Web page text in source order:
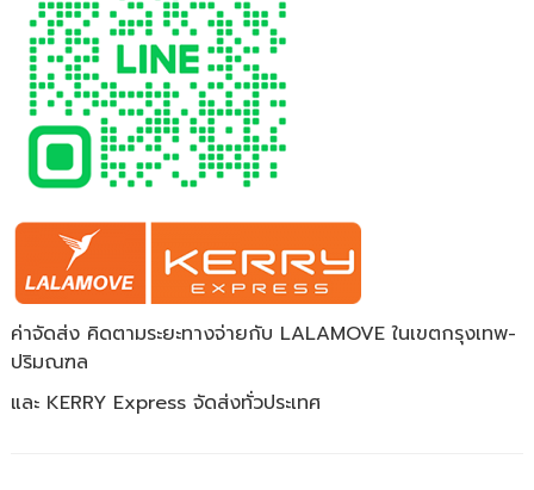
ค่าจัดส่ง คิดตามระยะทางจ่ายกับ LALAMOVE ในเขตกรุงเทพ-
ปริมณฑล
และ KERRY Express จัดส่งทั่วประเทศ